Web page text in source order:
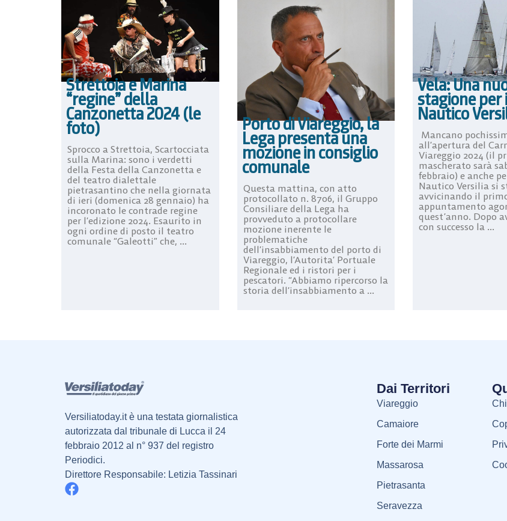
Strettoia e Marina
“regine” della
Canzonetta 2024 (le
foto)
Sprocco a Strettoia, Scartocciata
sulla Marina: sono i verdetti
della Festa della Canzonetta e
del teatro dialettale
pietrasantino che nella giornata
di ieri (domenica 28 gennaio) ha
incoronato le contrade regine
per l’edizione 2024. Esaurito in
ogni ordine di posto il teatro
comunale “Galeotti” che, ...
Porto di Viareggio, la
Lega presenta una
mozione in consiglio
comunale
Questa mattina, con atto
protocollato n. 8706, il Gruppo
Consiliare della Lega ha
provveduto a protocollare
mozione inerente le
problematiche
dell’insabbiamento del porto di
Viareggio, l’Autorita’ Portuale
Regionale ed i ristori per i
pescatori. “Abbiamo ripercorso la
storia dell’insabbiamento a ...
Vela: Una
stagione per
Nautico
Mancano
all’apertura del
Viareggio 2024 (il
mascherato sarà
febbraio) e anche
Nautico Versilia si
avvicinando il
appuntamento
quest’anno. Dopo
con successo la ...
Versiliatoday.it è una testata giornalistica
autorizzata dal tribunale di Lucca il 24
febbraio 2012 al n° 937 del registro
Periodici.
Direttore Responsabile: Letizia Tassinari
Dai Territori
Viareggio
Camaiore
Forte dei Marmi
Massarosa
Pietrasanta
Seravezza